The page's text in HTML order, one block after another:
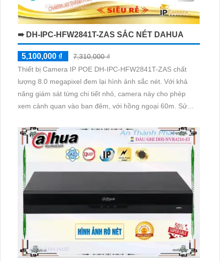
➠ DH-IPC-HFW2841T-ZAS SẮC NÉT DAHUA
5,100,000 ₫
7,310,000 ₫
Thiết bị Camera IP POE DH-IPC-HFW2841T-ZAS chất
lượng 8.0 megapixel đem lại hình ảnh sắc nét. Với khả
năng giám sát từng chi tiết nhỏ, camera này cho phép
xem cảnh quan vào ban đêm, với hồng ngoại 60m. Sử
lượng hình ảnh